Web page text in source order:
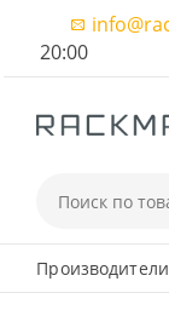
20:00
Производители